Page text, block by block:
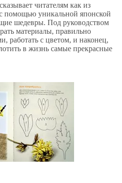
читателям как из
помощью уникальной японской
шедевры. Под руководством
материалы, правильно
работать с цветом, и наконец,
в жизнь самые прекрасные